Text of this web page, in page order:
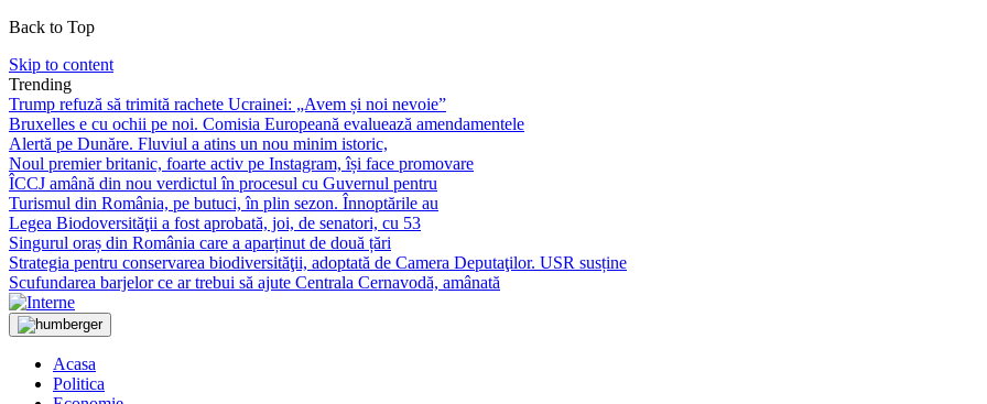
Back to Top
Skip to content
Trending
Trump refuză să trimită rachete Ucrainei: „Avem și noi nevoie”
Bruxelles e cu ochii pe noi. Comisia Europeană evaluează amendamentele
Alertă pe Dunăre. Fluviul a atins un nou minim istoric,
Noul premier britanic, foarte activ pe Instagram, își face promovare
ÎCCJ amână din nou verdictul în procesul cu Guvernul pentru
Turismul din România, pe butuci, în plin sezon. Înnoptările au
Legea Biodoversităţii a fost aprobată, joi, de senatori, cu 53
Singurul oraș din România care a aparținut de două țări
Strategia pentru conservarea biodiversităţii, adoptată de Camera Deputaţilor. USR susține
Scufundarea barjelor ce ar trebui să ajute Centrala Cernavodă, amânată
Acasa
Politica